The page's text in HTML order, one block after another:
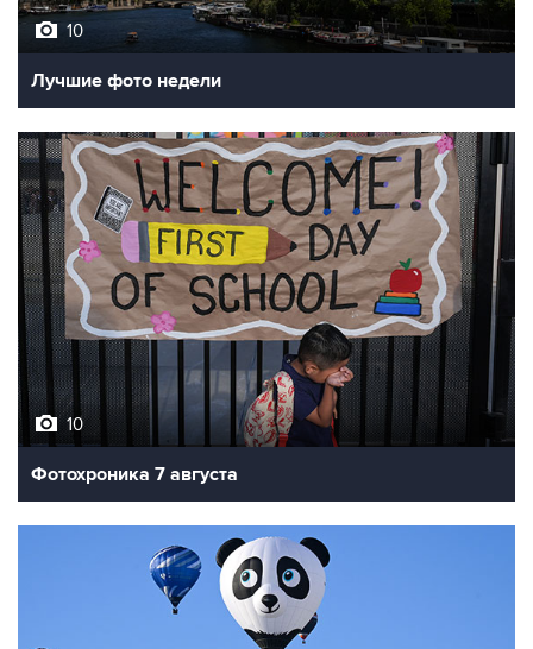
10
Лучшие фото недели
10
Фотохроника 7 августа